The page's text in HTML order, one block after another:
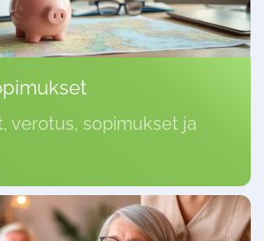
verotus, sopimukset ja